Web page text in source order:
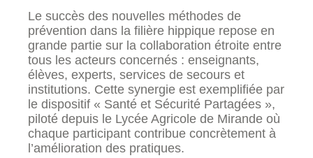
Le succès des nouvelles méthodes de
prévention dans la filière hippique repose en
grande partie sur la collaboration étroite entre
tous les acteurs concernés : enseignants,
élèves, experts, services de secours et
institutions. Cette synergie est exemplifiée par
le dispositif « Santé et Sécurité Partagées »,
piloté depuis le Lycée Agricole de Mirande où
chaque participant contribue concrètement à
l’amélioration des pratiques.